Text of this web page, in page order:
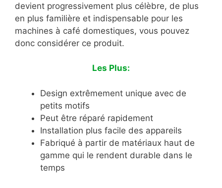
devient progressivement plus célèbre, de plus
en plus familière et indispensable pour les
machines à café domestiques, vous pouvez
donc considérer ce produit.
Les Plus:
Design extrêmement unique avec de
petits motifs
Peut être réparé rapidement
Installation plus facile des appareils
Fabriqué à partir de matériaux haut de
gamme qui le rendent durable dans le
temps